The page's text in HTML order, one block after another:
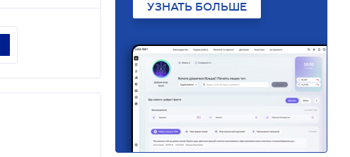
УЗНАТЬ БОЛЬШЕ